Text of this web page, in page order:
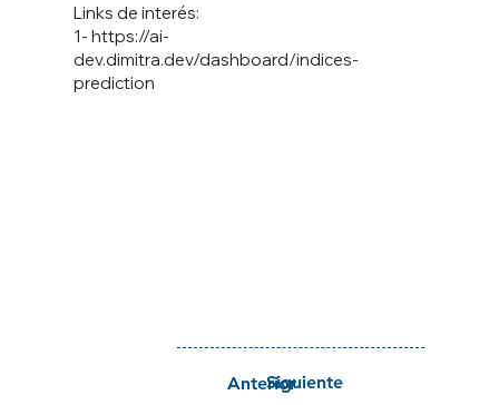
1-https://ai-
dev.dimitra.dev/dashboard/indices-
prediction
Links de interés:
Siguiente
Anterior